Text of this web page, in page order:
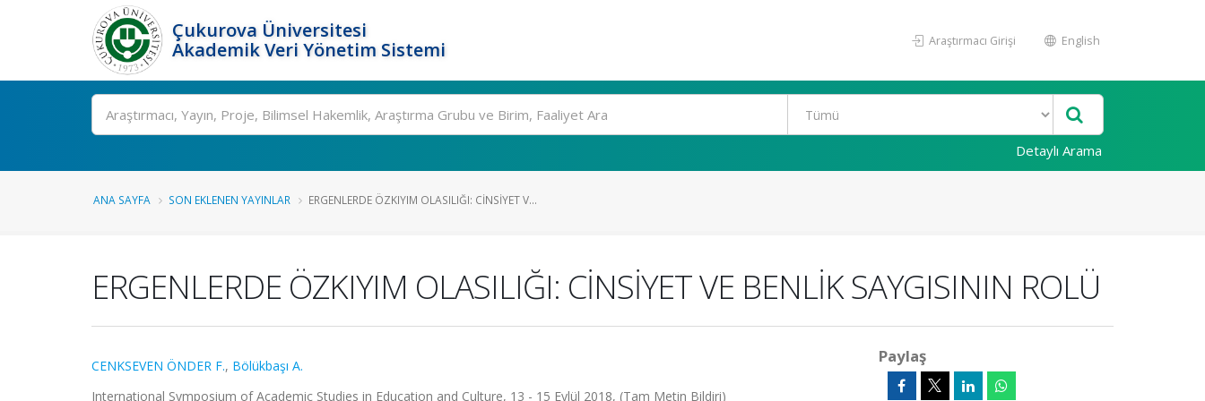
Çukurova Üniversitesi
Akademik Veri Yönetim Sistemi
Araştırmacı Girişi English
Ara
Detaylı Arama
ANA SAYFA SON EKLENEN YAYINLAR ERGENLERDE ÖZKIYIM OLASILIĞI: CİNSİYET V...
ERGENLERDE ÖZKIYIM OLASILIĞI: CİNSİYET VE BENLİK SAYGISININ ROLÜ
CENKSEVEN ÖNDER F., Bölükbaşı A.
International Symposium of Academic Studies in Education and Culture, 13 - 15 Eylül 2018, (Tam Metin Bildiri)
Paylaş